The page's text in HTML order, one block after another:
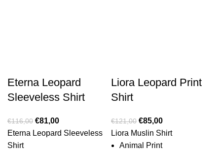
Eterna Leopard
Sleeveless Shirt
€116,00 €81,00
Eterna Leopard Sleeveless
Shirt
Liora Leopard Print
Shirt
€121,00 €85,00
Liora Muslin Shirt
Animal Print